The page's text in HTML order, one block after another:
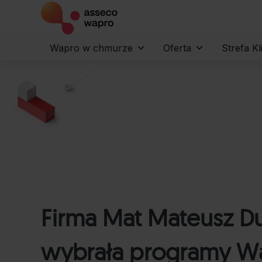
Wapro w chmurze Oferta Strefa
Firma Mat Mateusz
wybrała programy